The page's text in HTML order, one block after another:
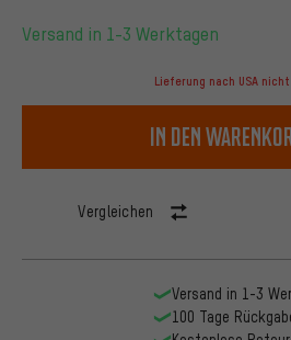
Versand in 1-3 Werktagen
Lieferung nach USA
In den
Vergleichen
Versand in 1-3
100 Tage